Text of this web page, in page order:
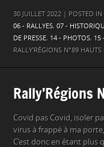
30 JUILLET 2022 | POSTED IN
06 - RALLYES, 07 -
DE PRESSE, 14 - PHOTOS, 15
RALLY’RÉGIONS N°89 HAUTS
Rally’Régions
Covid pas Covid, isoler
virus à frappé à ma
C’est donc en étant